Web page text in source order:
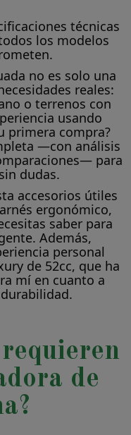
técnicas
los modelos
no es solo una
reales:
o terrenos con
usando
primera compra?
—con análisis
para
dudas.
accesorios útiles
ergonómico,
saber para
Además,
personal
de 52cc, que ha
mí en cuanto a
de